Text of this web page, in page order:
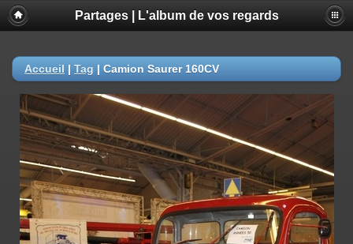
Partages | L'album de vos regards
Accueil | Tag | Camion Saurer 160CV